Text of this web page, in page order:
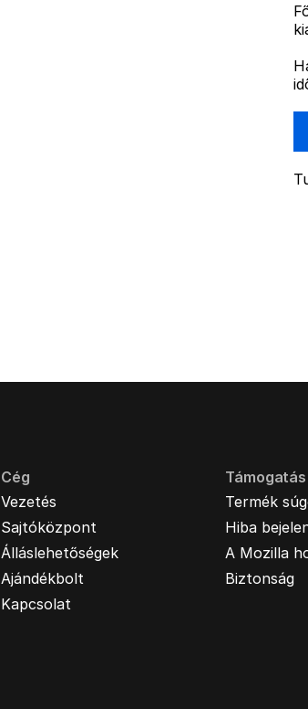
Cég
Vezetés
Sajtóközpont
Álláslehetőségek
Ajándékbolt
Kapcsolat
Támogatás
Termék
Hiba
A Mozilla
Biztonság